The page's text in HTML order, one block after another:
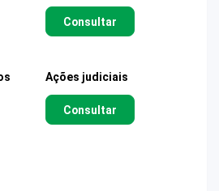
Consultar
Ações judiciais
Consultar